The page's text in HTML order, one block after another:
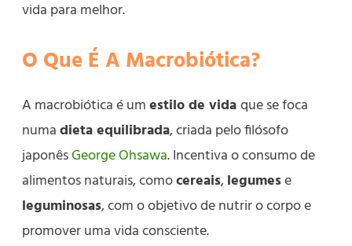
vida para melhor.
O Que É A Macrobiótica?
A macrobiótica é umestilo de vidaque se foca
numadieta equilibrada, criada pelo filósofo
japonêsGeorge Ohsawa. Incentiva o consumo de
alimentos naturais, comocereais,legumese
leguminosas, com o objetivo de nutrir o corpo e
promover uma vida consciente.